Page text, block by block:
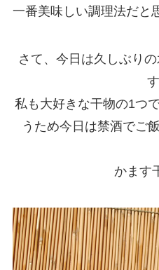
一番美味しい調理法だと
さて、今日は久しぶり
私も大好きな干物の1つ
うため今日は禁酒でご
かます